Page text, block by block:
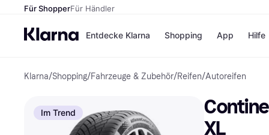
Für ShopperFür Händler
Entdecke Klarna
Zahlungsmethoden
Sofort bezahlen
Bezahle in 3
Bezahle in bis zu 30 Tagen
Shopping
Shops
eBay
Temu
App Hilfe
Klarna/Shopping/Fahrzeuge & Zubehör/Reifen/Autoreifen
Im Trend
XL